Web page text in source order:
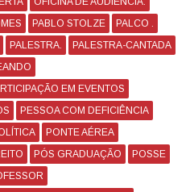
PABLO STOLZE
PALCO .
PALESTRA.
PALESTRA-CANTADA
EM EVENTOS
PESSOA COM DEFICIÊNCIA
PONTE AÉREA
PÓS GRADUAÇÃO
POSSE